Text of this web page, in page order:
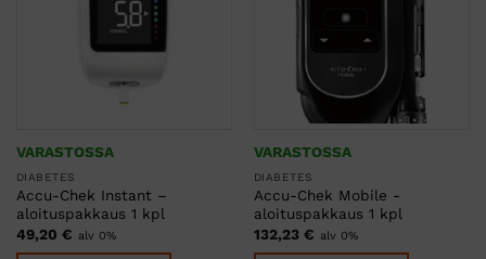
VARASTOSSA
DIABETES
Accu-Chek Instant –
aloituspakkaus 1 kpl
49,20 € alv 0%
VARASTOSSA
DIABETES
Accu-Chek Mobile -
aloituspakkaus 1 kpl
132,23 € alv 0%